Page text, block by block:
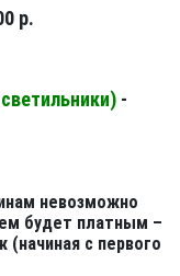
р.
) -
невозможно
будет платным –
(начиная с первого